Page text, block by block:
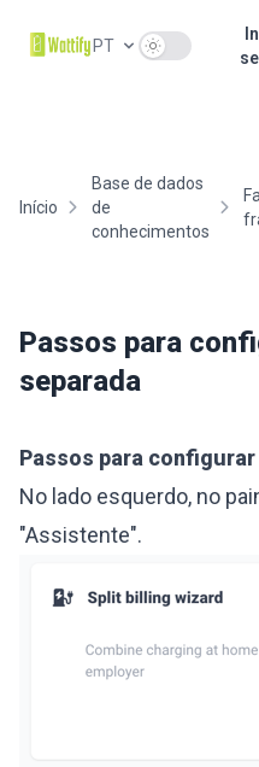
PT Use setting
Início
Base de dados
de
conhecimentos
Passos para
separada
Passos para
No lado esquerdo, no
"Assistente".